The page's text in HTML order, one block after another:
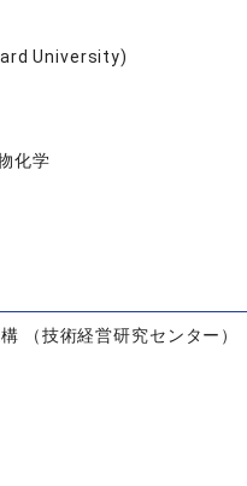
University)
化学
（技術経営研究センター）